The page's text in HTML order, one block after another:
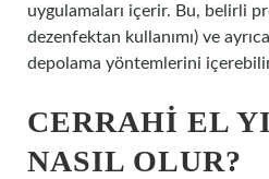
uygulamaları içerir. Bu, belirli
dezenfektan kullanımı) ve
depolama yöntemlerini
CERRAHI EL
NASIL OLUR?